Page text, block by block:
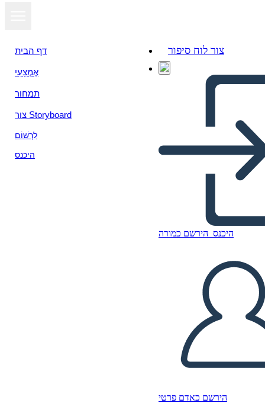
דף הבית
אֶמְצָעִי
תמחור
צור Storyboard
לִרְשׁוֹם
היכנס
צור לוח סיפור
היכנס הירשם כמורה
הירשם כאדם פרטי
BME - 2 Wydarzenia